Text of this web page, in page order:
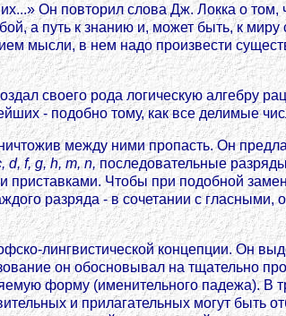
Он повторил слова Дж. Локка о
а путь к знанию и, может быть, к
мысли, в нем надо произвести
своего рода логическую алгебру
- подобно тому, как все делимые
между ними пропасть. Он
d, f, g, h, m, n, последовательные
Чтобы при подобной
разряда - в сочетании с
лингвистической концепции. Он
он обосновывал на тщательно
форму (именительного падежа). В
и прилагательных могут быть